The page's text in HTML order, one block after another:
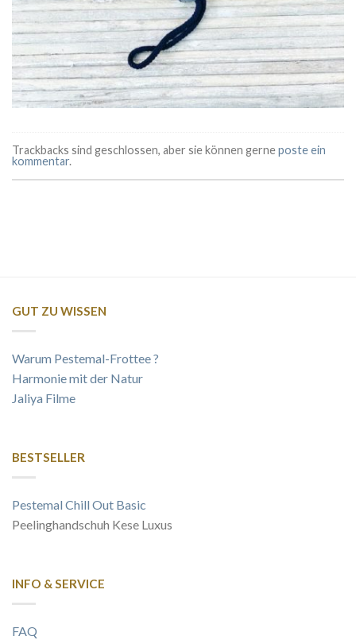
Trackbacks sind geschlossen, aber sie können gerneposte ein
kommentar.
GUT ZU WISSEN
Warum Pestemal-Frottee ?
Harmonie mit der Natur
Jaliya Filme
BESTSELLER
Pestemal Chill Out Basic
Peelinghandschuh Kese Luxus
INFO & SERVICE
FAQ